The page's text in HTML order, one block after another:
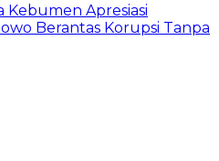
Kebumen Apresiasi
Berantas Korupsi Tanpa